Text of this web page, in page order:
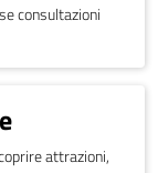
consultazioni
attrazioni,